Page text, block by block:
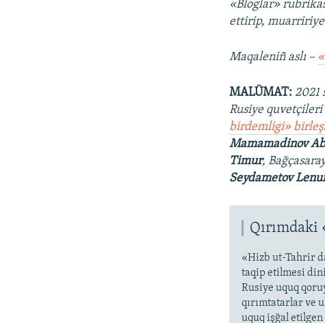
«Bloglar»
ettirip,
Maqaleniñ aslı –
MALÜMAT: 2021
Rusiye
birdemligi»
Mamamadinov
Timur,
Seydametov
«Hizb ut-Tahrir
taqip etilmesi
Rusiye uquq
qırımtatarlar ve
uquq işğal